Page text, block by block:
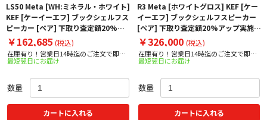
LS50 Meta [WH:ミネラル・ホワイト]
KEF [ケーイーエフ] ブックシェルフス
ピーカー [ペア] 下取り査定額20%ア
ップ実施中！
￥162,685 (税込)
在庫有り！営業日14時迄のご注文で即日
出荷！
最短翌日にお届け
数量
カートに入れる
R3 Meta [ホワイトグロス] KEF [ケー
イーエフ] ブックシェルフスピーカー
[ペア] 下取り査定額20%アップ実施
中！
￥326,000 (税込)
在庫有り！営業日14時迄のご注文で即日
出荷！
最短翌日にお届け
数量
カートに入れる